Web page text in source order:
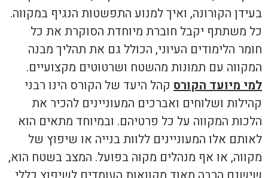
בעידן הקורונה, ואיך למנוע התפשטות הנגיף במקווה.
כל משתתף יקבל חוברת מיוחדת הסוקרת את כל
חומר הלימודים העיוני, הכולל גם את תהליך מבנה
המקווה עם תמונות מהשטח ושרטוטים מקצועיים.
למי מיועד הקורס קהל היעד של הקורס הינו רבני
קהילות ושלוחים ואברכים המעוניינים להכיר את
הלכות המקווה על כל פרטיהם. ובמיוחד מתאים הוא
לאותם אלו המעוניינים ללוות בנייה או שיפוץ של
מקווה, או אף מנהלים מקוה בפועל. המצב בשטח הוא,